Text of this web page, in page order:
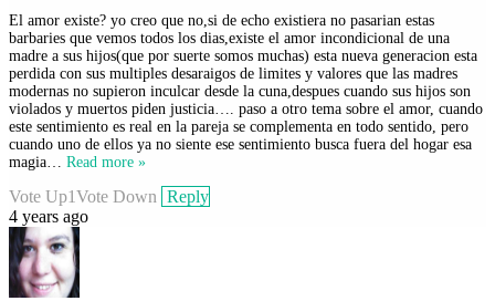
El amor existe? yo creo que no,si de echo existiera no pasarian estas
barbaries que vemos todos los dias,existe el amor incondicional de una
madre a sus hijos(que por suerte somos muchas) esta nueva generacion esta
perdida con sus multiples desaraigos de limites y valores que las madres
modernas no supieron inculcar desde la cuna,despues cuando sus hijos son
violados y muertos piden justicia…. paso a otro tema sobre el amor, cuando
este sentimiento es real en la pareja se complementa en todo sentido, pero
cuando uno de ellos ya no siente ese sentimiento busca fuera del hogar esa
magia… Read more »
Vote Up1Vote Down Reply
4 years ago